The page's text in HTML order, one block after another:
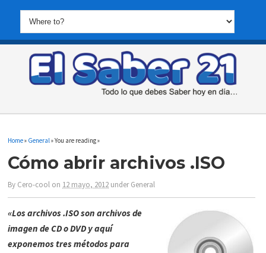
Home» General » You are reading »
Cómo abrir archivos .ISO
By Cero-cool on 12 mayo, 2012 underGeneral
«Los archivos .ISO son archivos de
imagen de CD o DVD y aquí
exponemos tres métodos para